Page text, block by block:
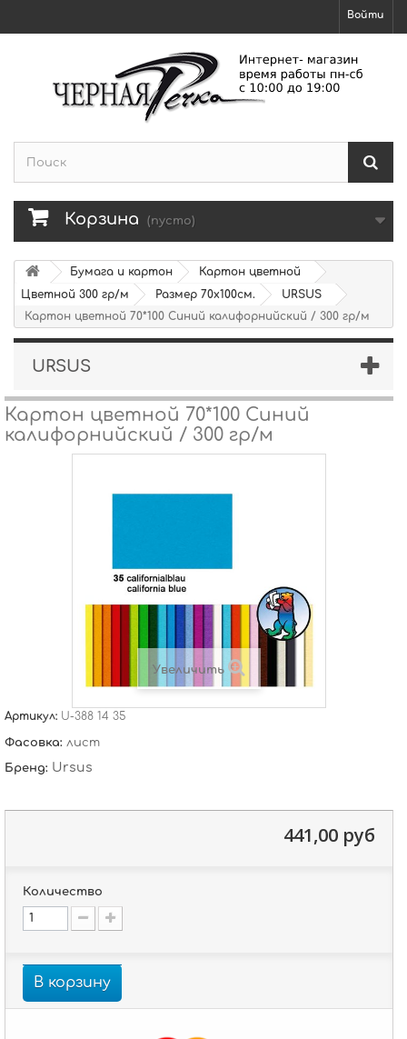
Войти
Корзина (пусто)
Бумага и картон
Картон цветной
Цветной 300 гр/м
Размер 70х100см.
URSUS
Картон цветной 70*100 Синий калифорнийский / 300 гр/м
URSUS
Картон цветной 70*100 Синий
калифорнийский / 300 гр/м
Увеличить
Артикул: U-388 14 35
Фасовка: лист
Бренд: Ursus
441,00 руб
Количество
В корзину